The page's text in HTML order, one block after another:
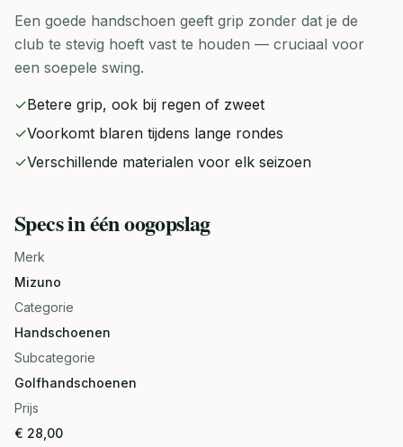
Een goede handschoen geeft grip zonder dat je de
club te stevig hoeft vast te houden — cruciaal voor
een soepele swing.
✓Betere grip, ook bij regen of zweet
✓Voorkomt blaren tijdens lange rondes
✓Verschillende materialen voor elk seizoen
Specs in één oogopslag
Merk
Mizuno
Categorie
Handschoenen
Subcategorie
Golfhandschoenen
Prijs
€ 28,00